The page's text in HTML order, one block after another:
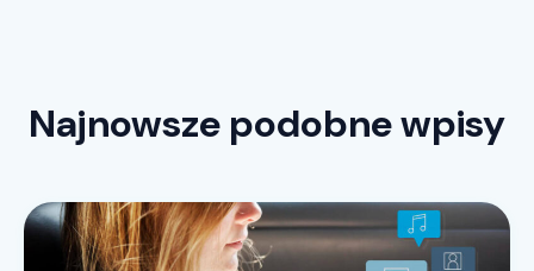
Najnowsze podobne wpisy